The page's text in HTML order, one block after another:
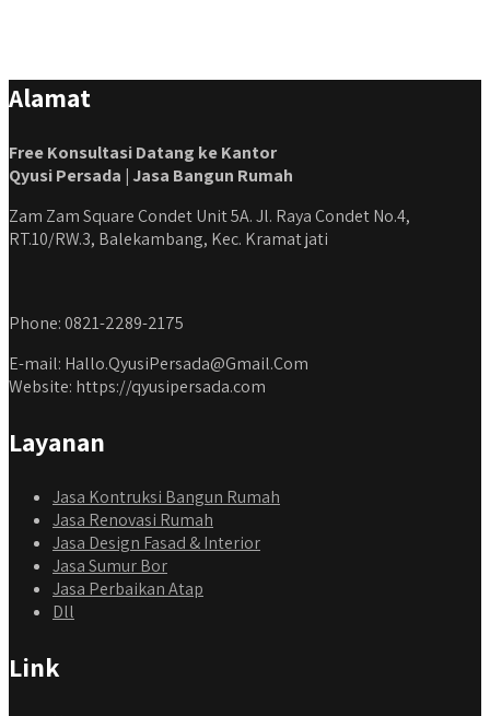
#jasabangunrumahjabodetabek #qyusipersada
Alamat
Free Konsultasi Datang ke Kantor
Qyusi Persada | Jasa Bangun Rumah
Zam Zam Square Condet Unit 5A. Jl. Raya Condet No.4,
RT.10/RW.3, Balekambang, Kec. Kramat jati
Phone: 0821-2289-2175
E-mail: Hallo.QyusiPersada@Gmail.Com
Website: https://qyusipersada.com
Layanan
Jasa Kontruksi Bangun Rumah
Jasa Renovasi Rumah
Jasa Design Fasad & Interior
Jasa Sumur Bor
Jasa Perbaikan Atap
Dll
Link